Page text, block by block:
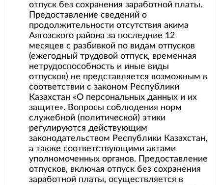
отпуск без сохранения заработной платы.
Предоставление сведений о
продолжительности отсутствия акима
Аягозского района за последние 12
месяцев с разбивкой по видам отпусков
(ежегодный трудовой отпуск, временная
нетрудоспособность и иные виды
отпусков) не представляется возможным в
соответствии с законом Республики
Казахстан «О персональных данных и их
защите». Вопросы соблюдения норм
служебной (политической) этики
регулируются действующим
законодательством Республики Казахстан,
а также соответствующими актами
уполномоченных органов. Предоставление
отпусков, включая отпуск без сохранения
заработной платы, осуществляется в